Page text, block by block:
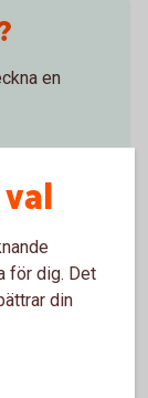
en
för dig. Det
din